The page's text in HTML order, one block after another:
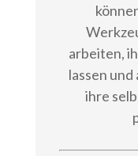
arbeiten,
lassen und
ihre